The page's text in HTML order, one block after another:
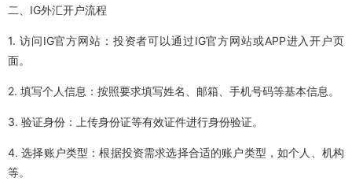
二、IG外汇开户流程
1. 访问IG官方网站：投资者可以通过IG官方网站或APP进入开户页
面。
2. 填写个人信息：按照要求填写姓名、邮箱、手机号码等基本信息。
3. 验证身份：上传身份证等有效证件进行身份验证。
4. 选择账户类型：根据投资需求选择合适的账户类型，如个人、机构
等。